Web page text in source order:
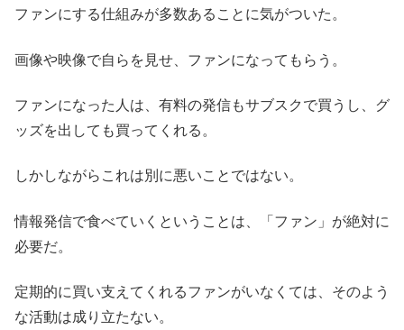
ファンにする仕組みが多数あることに気がついた。
画像や映像で自らを見せ、ファンになってもらう。
ファンになった人は、有料の発信もサブスクで買うし、グ
ッズを出しても買ってくれる。
しかしながらこれは別に悪いことではない。
情報発信で食べていくということは、「ファン」が絶対に
必要だ。
定期的に買い支えてくれるファンがいなくては、そのよう
な活動は成り立たない。